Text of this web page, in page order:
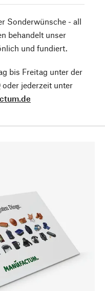
Sonderwünsche - all
behandelt unser
und fundiert.
bis Freitag unter der
oder jederzeit unter